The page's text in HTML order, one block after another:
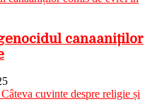
canaaniților